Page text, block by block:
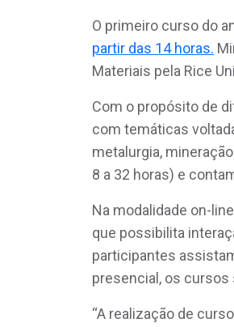
O primeiro curso do
partir das 14 horas.
Materiais pela Rice
Com o propósito de
com temáticas
metalurgia,
8 a 32 horas) e
Na modalidade on-
que possibilita
participantes
presencial, os cursos
“A realização de